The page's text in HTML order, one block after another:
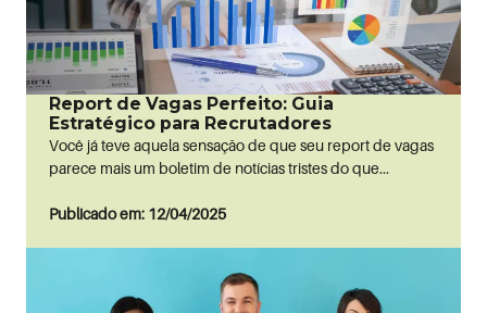
Report de Vagas Perfeito: Guia
Estratégico para Recrutadores
Você já teve aquela sensação de que seu report de vagas
parece mais um boletim de notícias tristes do que...
Publicado em: 12/04/2025